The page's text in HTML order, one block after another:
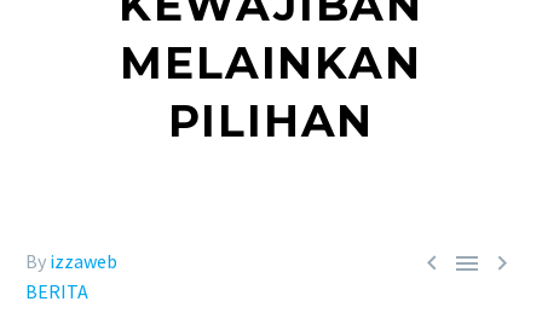
MELAINKAN
PILIHAN
  
By izzaweb
BERITA